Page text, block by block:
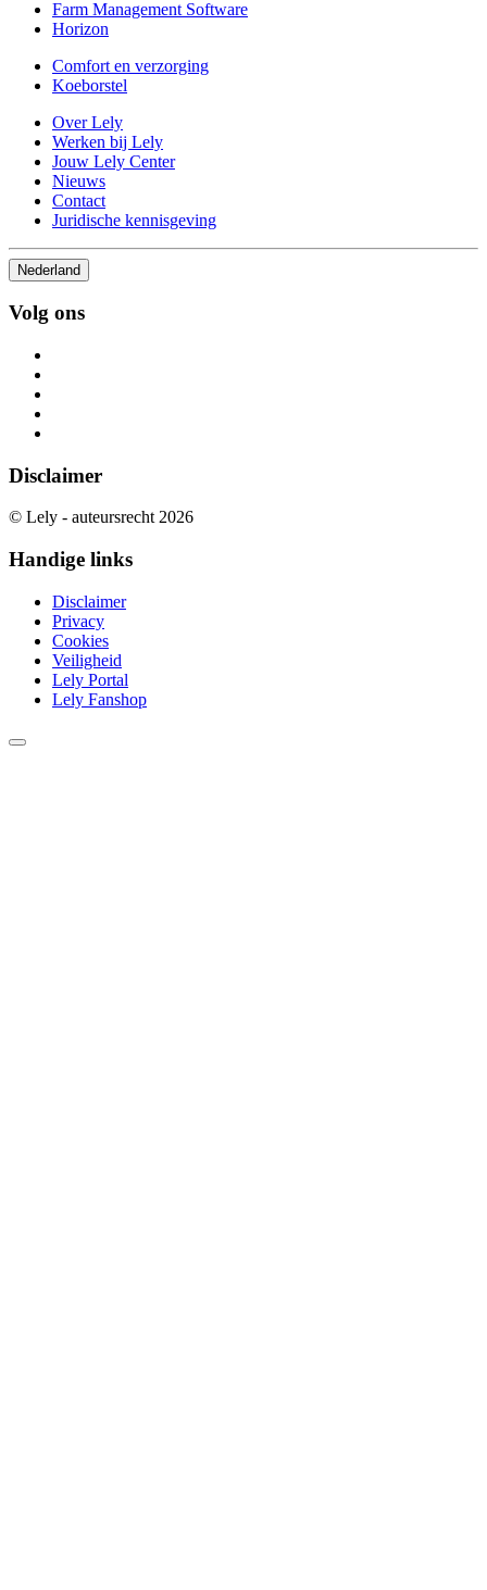
Farm Management Software
Horizon
Comfort en verzorging
Koeborstel
Over Lely
Werken bij Lely
Jouw Lely Center
Nieuws
Contact
Juridische kennisgeving
Nederland
Volg ons
Disclaimer
© Lely - auteursrecht 2026
Handige links
Disclaimer
Privacy
Cookies
Veiligheid
Lely Portal
Lely Fanshop